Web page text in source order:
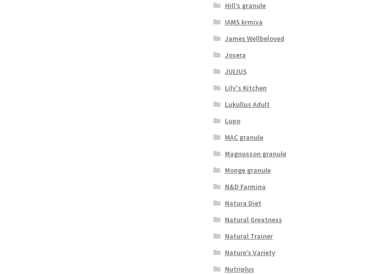
Hill’s granule
IAMS krmiva
James Wellbeloved
Josera
JULIUS
Lily's Kitchen
Lukullus Adult
Lupo
MAC granule
Magnusson granule
Monge granule
N&D Farmina
Natura Diet
Natural Greatness
Natural Trainer
Nature’s Variety
Nutriplus